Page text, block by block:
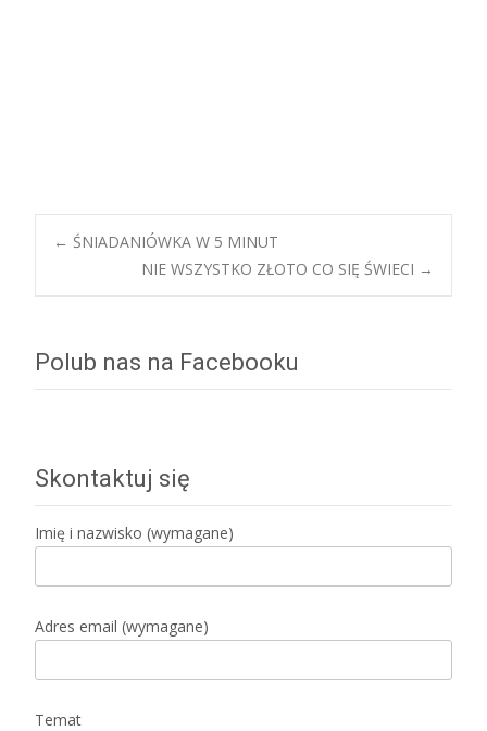
Post navigation
← ŚNIADANIÓWKA W 5 MINUT
NIE WSZYSTKO ZŁOTO CO SIĘ ŚWIECI →
Polub nas na Facebooku
Skontaktuj się
Imię i nazwisko (wymagane)
Adres email (wymagane)
Temat